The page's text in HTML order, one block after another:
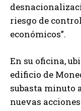
riesgo de
económicos”.
En su oficina,
edificio de
subasta minuto
nuevas